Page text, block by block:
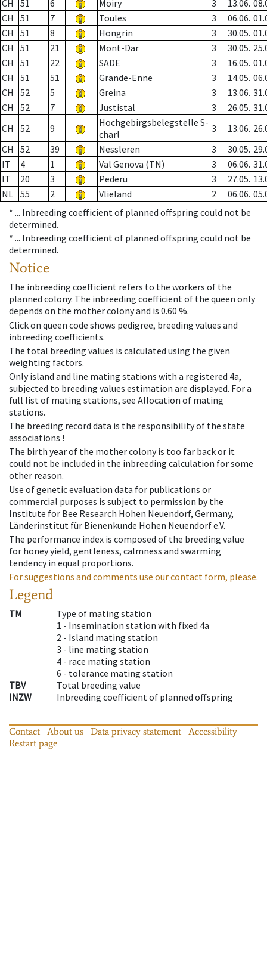
CH 51 6 Moiry 3 13.06.
CH
51 7 Toules 3 06.06.
CH
51 8 Hongrin 3 30.05.
CH
51 21 Mont-Dar 3 30.05.
CH
51 22 SADE 3 16.05.
CH
51 51 Grande-Enne 3 14.05.
CH
52 5 Greina 3 13.06.
CH
52 7 Justistal 3 26.05.
CH
52 9
Hochgebirgsbelegstelle S-
charl
3 13.06.
CH
52 39 Nessleren 3 30.05.
IT
4 1 Val Genova (TN) 3 06.06.
IT
20 3 Pederü 3 27.05.
NL 55 2 Vlieland 2 06.06.
* ... Inbreeding coefficient of planned offspring could not be
determined.
* ... Inbreeding coefficient of planned offspring could not be
determined.
Notice
The inbreeding coefficient refers to the workers of the
planned colony. The inbreeding coefficient of the queen only
depends on the mother colony and is 0.60 %.
Click on queen code shows pedigree, breeding values and
inbreeding coefficients.
The total breeding values is calculated using the given
weighting factors.
Only island and line mating stations with a registered 4a,
subjected to breeding values estimation are displayed. For a
full list of mating stations, see Allocation of mating
stations.
The breeding record data is the responsibility of the state
associations !
The birth year of the mother colony is too far back or it
could not be included in the inbreeding calculation for some
other reason.
Use of genetic evaluation data for publications or
commercial purposes is subject to permission by the
Institute for Bee Research Hohen Neuendorf, Germany,
Länderinstitut für Bienenkunde Hohen Neuendorf e.V.
The performance index is composed of the breeding value
for honey yield, gentleness, calmness and swarming
tendency in equal proportions.
For suggestions and comments use our contact form, please.
Legend
TM
Type of mating station
1 - Insemination station with fixed 4a
2 - Island mating station
3 - line mating station
4 - race mating station
6 - tolerance mating station
TBV
Total breeding value
INZW
Inbreeding coefficient of planned offspring
Contact About us Data privacy statement
Accessibility
Restart page